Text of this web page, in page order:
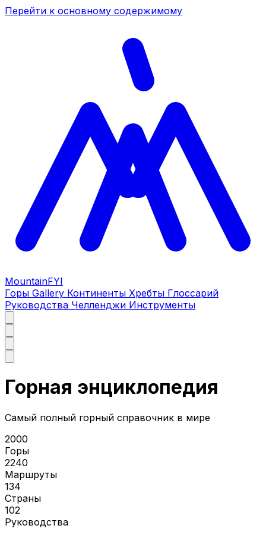
Перейти к основному содержимому
MountainFYI
Горы Gallery Континенты Хребты Глоссарий
Руководства Челленджи Инструменты
Горная энциклопедия
Самый полный горный справочник в мире
2000
Горы
2240
Маршруты
134
Страны
102
Руководства